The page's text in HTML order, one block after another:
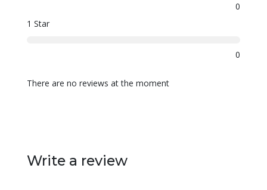
0
1 Star
0
There are no reviews at the moment
Write a review